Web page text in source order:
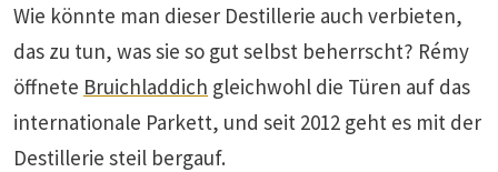
Wie könnte man dieser Destillerie auch verbieten,
das zu tun, was sie so gut selbst beherrscht? Rémy
öffnete Bruichladdich gleichwohl die Türen auf das
internationale Parkett, und seit 2012 geht es mit der
Destillerie steil bergauf.